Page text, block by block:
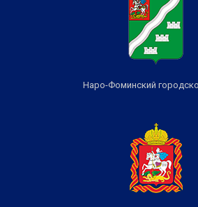
Наро-Фоминский